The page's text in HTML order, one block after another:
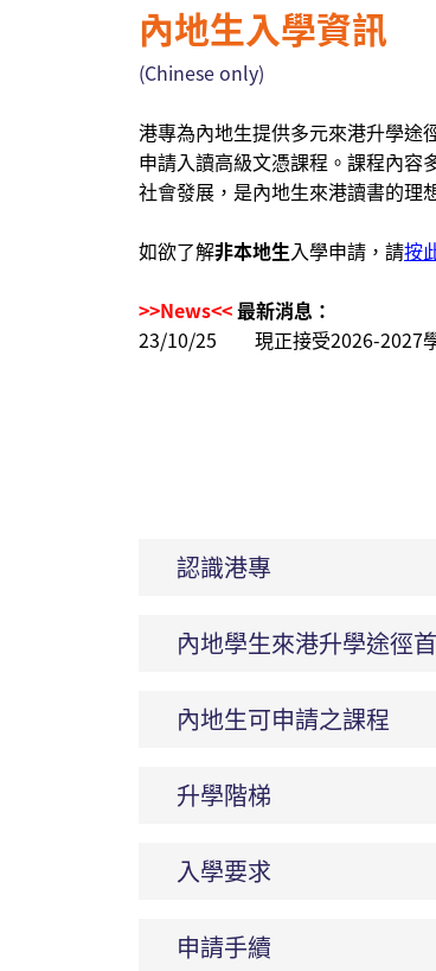
內地生入學資訊
(Chinese only)
港專為內地生提供多元來港升學途
申請入讀高級文憑課程。課程內容
社會發展， 是內地生來港讀書的理
如欲了解非本地生入學申請，請按
>>News<<最新消息：
23/10/25 現正接受2026-2027學
認識港專
內地學生來港升學途徑
內地生可申請之課程
升學階梯
入學要求
申請手續